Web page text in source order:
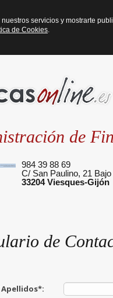
de
984 39 88 69
C/ San Paulino, 21 Bajo
33204 Viesques-Gijón
de
servicios y mostrarte
de Cookies.